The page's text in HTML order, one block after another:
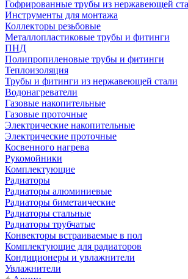
Гофрированные трубы из нержавеющей
Инструменты для монтажа
Коллекторы резьбовые
Металлопластиковые трубы и фитинги
ПНД
Полипропиленовые трубы и фитинги
Теплоизоляция
Трубы и фитинги из нержавеющей стали
Водонагреватели
Газовые накопительные
Газовые проточные
Электрические накопительные
Электрические проточные
Косвенного нагрева
Рукомойники
Комплектующие
Радиаторы
Радиаторы алюминиевые
Радиаторы биметаические
Радиаторы стальные
Радиаторы трубчатые
Конвекторы встраиваемые в пол
Комплектующие для радиаторов
Кондиционеры и увлажнители
Увлажнители